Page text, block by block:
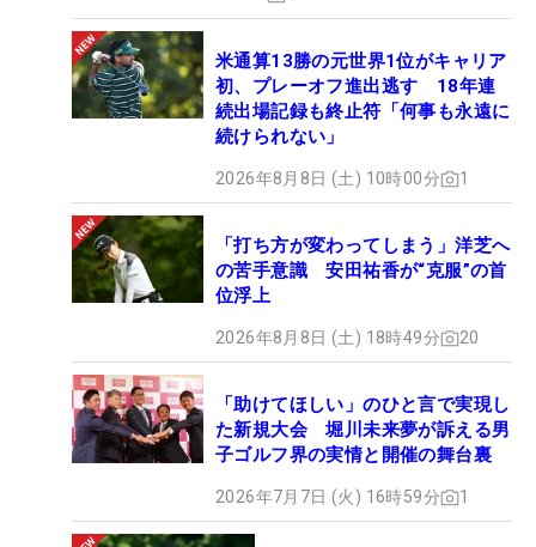
米通算13勝の元世界1位がキャリア
初、プレーオフ進出逃す 18年連
続出場記録も終止符「何事も永遠に
続けられない」
2026年8月8日 (土) 10時00分 1
「打ち方が変わってしまう」洋芝へ
の苦手意識 安田祐香が“克服”の首
位浮上
2026年8月8日 (土) 18時49分 20
「助けてほしい」のひと言で実現し
た新規大会 堀川未来夢が訴える男
子ゴルフ界の実情と開催の舞台裏
2026年7月7日 (火) 16時59分 1